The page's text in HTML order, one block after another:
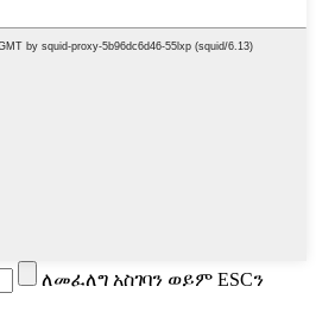
ለመፈለግ አስገባን ወይም ESCን